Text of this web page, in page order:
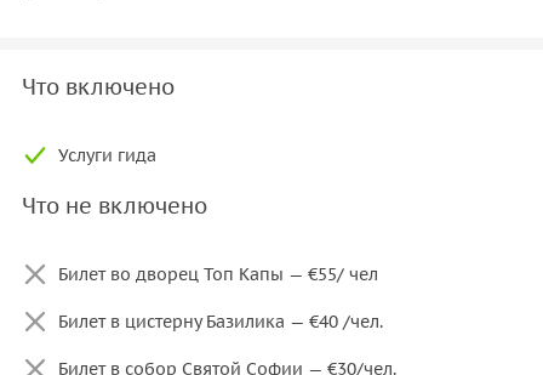
Что включено
Услуги гида
Что не включено
Билет во дворец Топ Капы — €55/ чел
Билет в цистерну Базилика — €40 /чел.
Билет в собор Святой Софии — €30/чел.